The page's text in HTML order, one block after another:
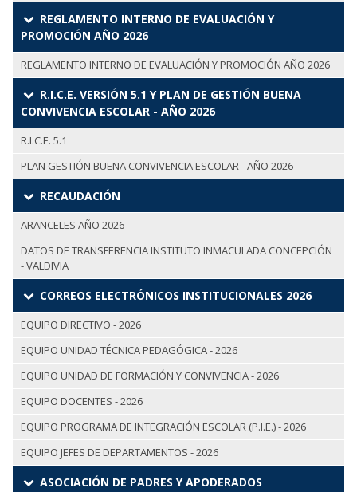
REGLAMENTO INTERNO DE EVALUACIÓN Y
PROMOCIÓN AÑO 2026
REGLAMENTO INTERNO DE EVALUACIÓN Y PROMOCIÓN AÑO 2026
R.I.C.E. VERSIÓN 5.1 Y PLAN DE GESTIÓN BUENA
CONVIVENCIA ESCOLAR - AÑO 2026
R.I.C.E. 5.1
PLAN GESTIÓN BUENA CONVIVENCIA ESCOLAR - AÑO 2026
RECAUDACIÓN
ARANCELES AÑO 2026
DATOS DE TRANSFERENCIA INSTITUTO INMACULADA CONCEPCIÓN
- VALDIVIA
CORREOS ELECTRÓNICOS INSTITUCIONALES 2026
EQUIPO DIRECTIVO - 2026
EQUIPO UNIDAD TÉCNICA PEDAGÓGICA - 2026
EQUIPO UNIDAD DE FORMACIÓN Y CONVIVENCIA - 2026
EQUIPO DOCENTES - 2026
EQUIPO PROGRAMA DE INTEGRACIÓN ESCOLAR (P.I.E.) - 2026
EQUIPO JEFES DE DEPARTAMENTOS - 2026
ASOCIACIÓN DE PADRES Y APODERADOS